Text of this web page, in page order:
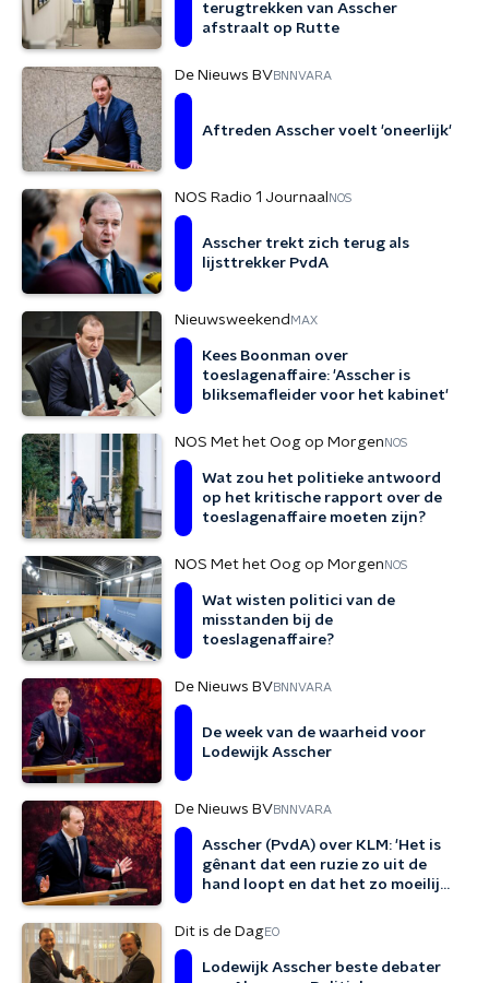
terugtrekken van Asscher
afstraalt op Rutte
De Nieuws BVBNNVARA
Aftreden Asscher voelt 'oneerlijk'
NOS Radio 1 Journaal NOS
Asscher trekt zich terug als
lijsttrekker PvdA
Nieuwsweekend MAX
Kees Boonman over
toeslagenaffaire: 'Asscher is
bliksemafleider voor het kabinet'
NOS Met het Oog op Morgen NOS
Wat zou het politieke antwoord
op het kritische rapport over de
toeslagenaffaire moeten zijn?
NOS Met het Oog op Morgen NOS
Wat wisten politici van de
misstanden bij de
toeslagenaffaire?
De Nieuws BVBNNVARA
De week van de waarheid voor
Lodewijk Asscher
De Nieuws BVBNNVARA
Asscher (PvdA) over KLM: 'Het is
gênant dat een ruzie zo uit de
hand loopt en dat het zo moeilijk
Dit is de DagEO
Lodewijk Asscher beste debater